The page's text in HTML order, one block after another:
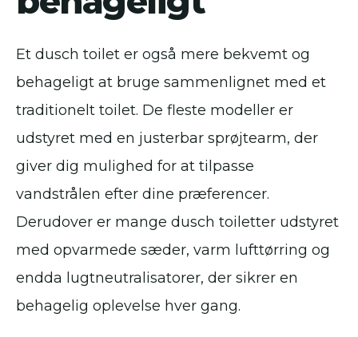
Et dusch toilet er også mere bekvemt og
behageligt at bruge sammenlignet med et
traditionelt toilet. De fleste modeller er
udstyret med en justerbar sprøjtearm, der
giver dig mulighed for at tilpasse
vandstrålen efter dine præferencer.
Derudover er mange dusch toiletter udstyret
med opvarmede sæder, varm lufttørring og
endda lugtneutralisatorer, der sikrer en
behagelig oplevelse hver gang.